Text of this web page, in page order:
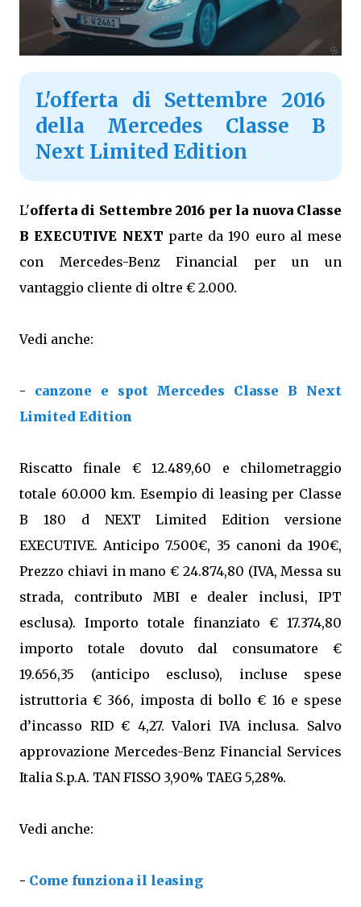
L'offerta di Settembre 2016
della Mercedes Classe B
Next Limited Edition
L'offerta di Settembre 2016 per la nuova Classe
B EXECUTIVE NEXT parte da 190 euro al mese
con Mercedes-Benz Financial per un un
vantaggio cliente di oltre € 2.000.
Vedi anche:
- canzone e spot Mercedes Classe B Next
Limited Edition
Riscatto finale € 12.489,60 e chilometraggio
totale 60.000 km. Esempio di leasing per Classe
B 180 d NEXT Limited Edition versione
EXECUTIVE. Anticipo 7.500€, 35 canoni da 190€,
Prezzo chiavi in mano € 24.874,80 (IVA, Messa su
strada, contributo MBI e dealer inclusi, IPT
esclusa). Importo totale finanziato € 17.374,80
importo totale dovuto dal consumatore €
19.656,35 (anticipo escluso), incluse spese
istruttoria € 366, imposta di bollo € 16 e spese
d’incasso RID € 4,27. Valori IVA inclusa. Salvo
approvazione Mercedes-Benz Financial Services
Italia S.p.A. TAN FISSO 3,90% TAEG 5,28%.
Vedi anche:
- Come funziona il leasing